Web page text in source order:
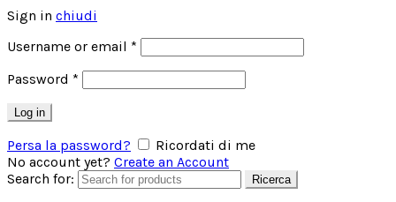
Sign in chiudi
Username or email *
Password *
Log in
Persa la password?
Ricordati di me
No account yet? Create an Account
Search for:
Ricerca